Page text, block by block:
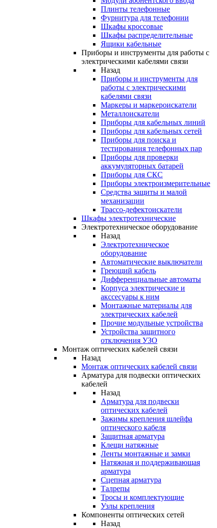
Плинты телефонные
Фурнитура для телефонии
Шкафы кроссовые
Шкафы распределительные
Ящики кабельные
Приборы и инструменты для работы с
электрическими кабелями связи
Назад
Приборы и инструменты для
работы с электрическими
кабелями связи
Маркеры и маркероискатели
Металлоискатели
Приборы для кабельных линий
Приборы для кабельных сетей
Приборы для поиска и
тестирования телефонных пар
Приборы для проверки
аккумуляторных батарей
Приборы для СКС
Приборы электроизмерительные
Средства защиты и малой
механизации
Трассо-дефектоискатели
Шкафы электротехнические
Электротехническое оборудование
Назад
Электротехническое
оборудование
Автоматические выключатели
Греющий кабель
Дифференциальные автоматы
Корпуса электрические и
акссесуары к ним
Монтажные материалы для
электрических кабелей
Прочие модульные устройства
Устройства защитного
отключения УЗО
Монтаж оптических кабелей связи
Назад
Монтаж оптических кабелей связи
Арматура для подвески оптических
кабелей
Назад
Арматура для подвески
оптических кабелей
Зажимы крепления шлейфа
оптического кабеля
Защитная арматура
Клещи натяжные
Ленты монтажные и замки
Натяжная и поддерживающая
арматура
Сцепная арматура
Талрепы
Тросы и комплектующие
Узлы крепления
Компоненты оптических сетей
Назад